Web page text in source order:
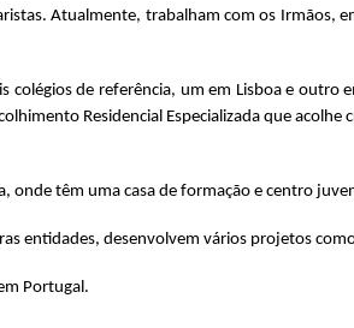
Atualmente, trabalham com os Irmãos,
colégios de referência, um em Lisboa e
Residencial Especializada que
onde têm uma casa de formação e centro
entidades, desenvolvem vários projetos
Portugal.